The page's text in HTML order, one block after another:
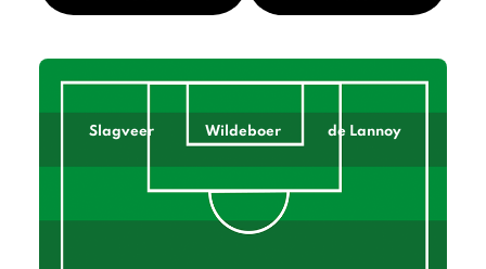
Slagveer Wildeboer de Lannoy